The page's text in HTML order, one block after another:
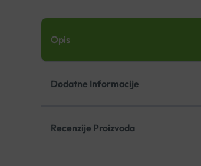
Opis
Dodatne Informacije
Recenzije Proizvoda